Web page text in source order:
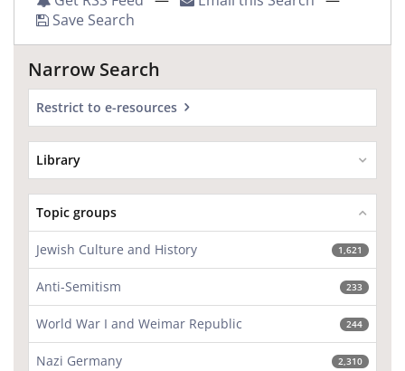
Save Search
Narrow Search
Restrict to e-resources
Library
Topic groups
Jewish Culture and History 1,621
Anti-Semitism 233
World War I and Weimar Republic 244
Nazi Germany 2,310